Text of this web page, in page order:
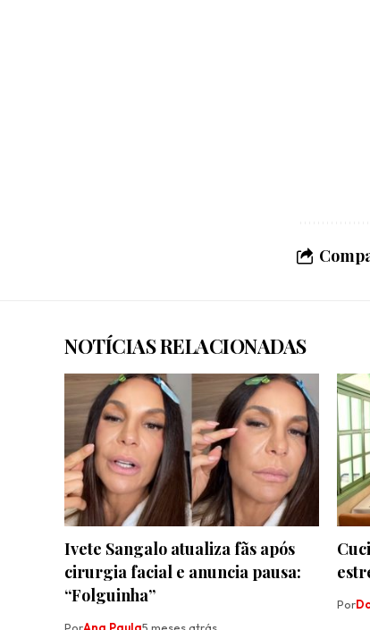
NOTÍCIAS RELACIONADAS
Ivete Sangalo atualiza fãs após
cirurgia facial e anuncia pausa:
“Folguinha”
Por